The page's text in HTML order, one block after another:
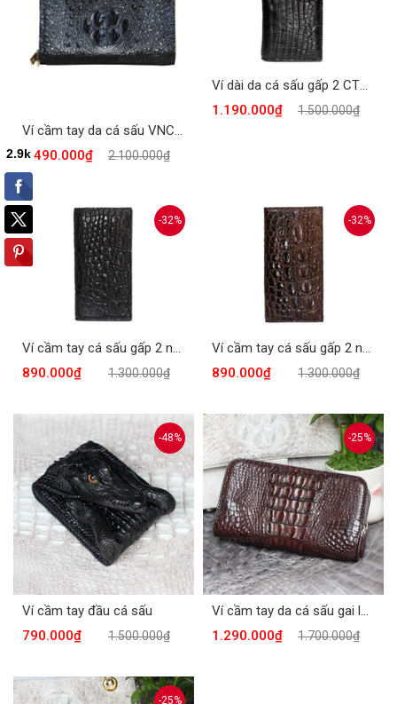
Ví cầm tay da cá sấu VNCS-902
1.490.000₫
2.100.000₫
Ví dài da cá sấu gấp 2 CTCS-851D
1.190.000₫
1.500.000₫
-32%
Ví cầm tay cá sấu gấp 2 nam nữ CTCS-850D
890.000₫
1.300.000₫
-32%
Ví cầm tay cá sấu gấp 2 nam nữ CTCS-850N
890.000₫
1.300.000₫
-48%
Ví cầm tay đầu cá sấu
790.000₫
1.500.000₫
-25%
Ví cầm tay da cá sấu gai lưng màu nâu VSC981-N
1.290.000₫
1.700.000₫
-25%